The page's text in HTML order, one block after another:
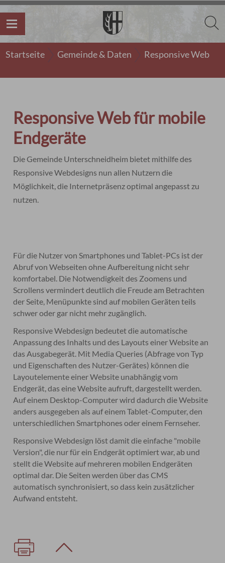
Startseite Gemeinde & Daten Responsive Web
Responsive Web für mobile
Endgeräte
Die Gemeinde Unterschneidheim bietet mithilfe des
Responsive Webdesigns nun allen Nutzern die
Möglichkeit, die Internetpräsenz optimal angepasst zu
nutzen.
Für die Nutzer von Smartphones und Tablet-PCs ist der
Abruf von Webseiten ohne Aufbereitung nicht sehr
komfortabel. Die Notwendigkeit des Zoomens und
Scrollens vermindert deutlich die Freude am Betrachten
der Seite, Menüpunkte sind auf mobilen Geräten teils
schwer oder gar nicht mehr zugänglich.
Responsive Webdesign bedeutet die automatische
Anpassung des Inhalts und des Layouts einer Website an
das Ausgabegerät. Mit Media Queries (Abfrage von Typ
und Eigenschaften des Nutzer-Gerätes) können die
Layoutelemente einer Website unabhängig vom
Endgerät, das eine Website aufruft, dargestellt werden.
Auf einem Desktop-Computer wird dadurch die Website
anders ausgegeben als auf einem Tablet-Computer, den
unterschiedlichen Smartphones oder einem Fernseher.
Responsive Webdesign löst damit die einfache "mobile
Version", die nur für ein Endgerät optimiert war, ab und
stellt die Website auf mehreren mobilen Endgeräten
optimal dar. Die Seiten werden über das CMS
automatisch synchronisiert, so dass kein zusätzlicher
Aufwand entsteht.